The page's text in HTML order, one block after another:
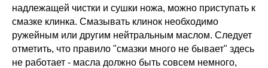
надлежащей чистки и сушки ножа, можно приступать к
смазке клинка. Смазывать клинок необходимо
ружейным или другим нейтральным маслом. Следует
отметить, что правило "смазки много не бывает" здесь
не работает - масла должно быть совсем немного,